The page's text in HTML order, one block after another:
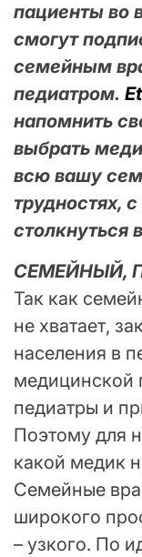
пациенты во
смогут
семейным
педиатром.
напомнить
выбрать
всю вашу
трудностях,
столкнуться
СЕМЕЙНЫЙ,
Так как
не хватает,
населения в
медицинской
педиатры и
Поэтому для
какой медик
Семейные
широкого
– узкого. По